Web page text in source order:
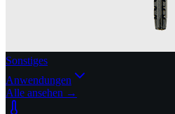
Sonstiges
Anwendungen
Alle ansehen →